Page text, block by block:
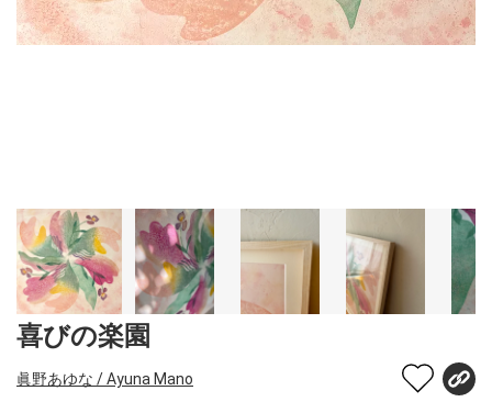
喜びの楽園
眞野あゆな / Ayuna Mano